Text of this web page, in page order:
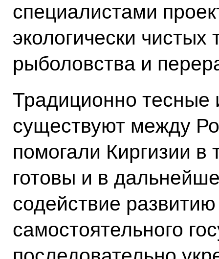
специалистами
экологически
рыболовства и
Традиционно тесные
существуют между
помогали Киргизии
готовы и в
содействие
самостоятельного